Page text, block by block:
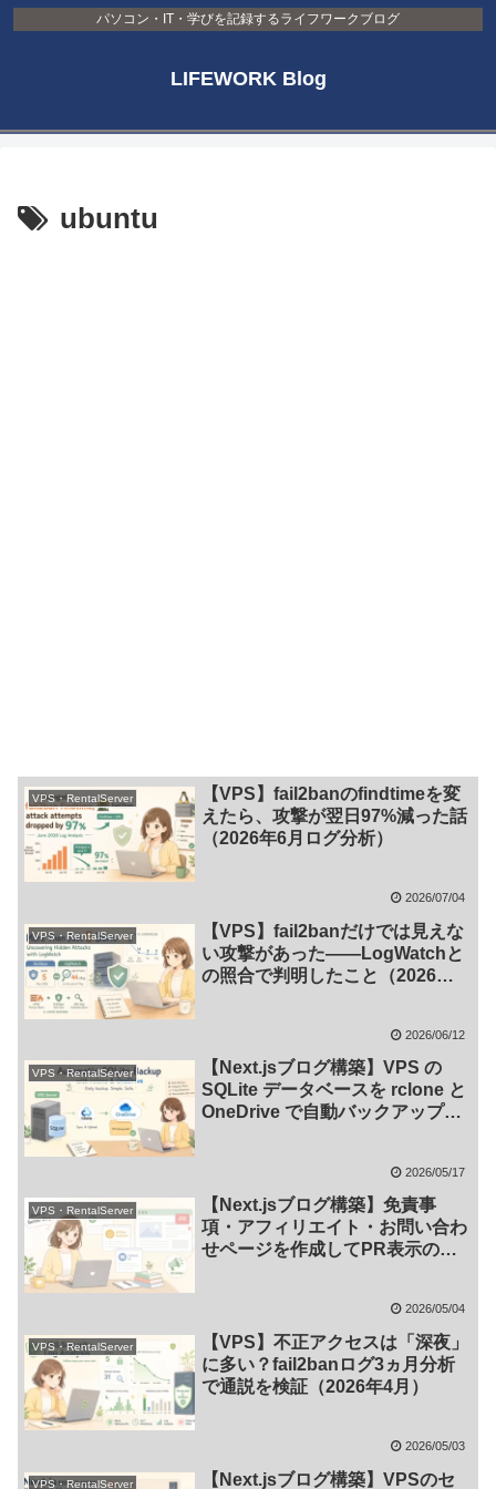
パソコン・IT・学びを記録するライフワークブログ
LIFEWORK Blog
ubuntu
VPS・RentalServer
【VPS】fail2banのfindtimeを変
えたら、攻撃が翌日97%減った話
（2026年6月ログ分析）
2026/07/04
VPS・RentalServer
【VPS】fail2banだけでは見えな
い攻撃があった——LogWatchと
の照合で判明したこと（2026年5
2026/06/12
VPS・RentalServer
【Next.jsブログ構築】VPS の
SQLite データベースを rclone と
OneDrive で自動バックアップす
2026/05/17
VPS・RentalServer
【Next.jsブログ構築】免責事
項・アフィリエイト・お問い合わ
せページを作成してPR表示の仕
2026/05/04
VPS・RentalServer
【VPS】不正アクセスは「深夜」
に多い？fail2banログ3ヵ月分析
で通説を検証（2026年4月）
2026/05/03
VPS・RentalServer 【Next.jsブログ構築】VPSのセ